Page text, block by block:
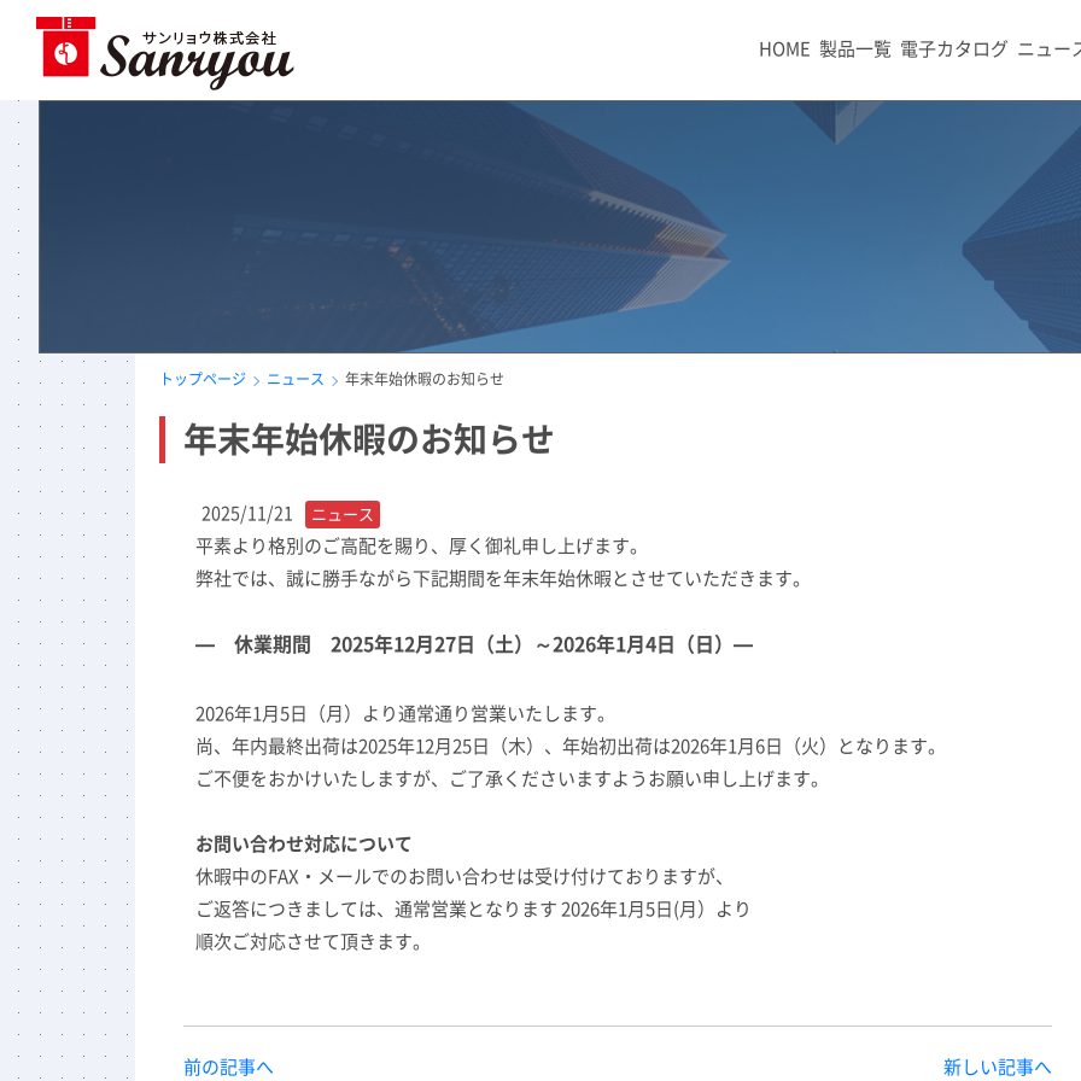
HOME 製品一覧 電子カタログ ニュー
トップページ ニュース 年末年始休暇のお知らせ
年末年始休暇のお知らせ
2025/11/21 ニュース
平素より格別のご高配を賜り、厚く御礼申し上げます。
弊社では、誠に勝手ながら下記期間を年末年始休暇とさせていただきます。
— 休業期間 2025年12月27日（土）～2026年1月4日（日） —
2026年1月5日（月）より通常通り営業いたします。
尚、年内最終出荷は2025年12月25日（木）、年始初出荷は2026年1月6日（火）となります。
ご不便をおかけいたしますが、ご了承くださいますようお願い申し上げます。
お問い合わせ対応について
休暇中のFAX・メールでのお問い合わせは受け付けておりますが、
ご返答につきましては、通常営業となります 2026年1月5日(月）より
順次ご対応させて頂きます。
前の記事へ 新しい記事へ